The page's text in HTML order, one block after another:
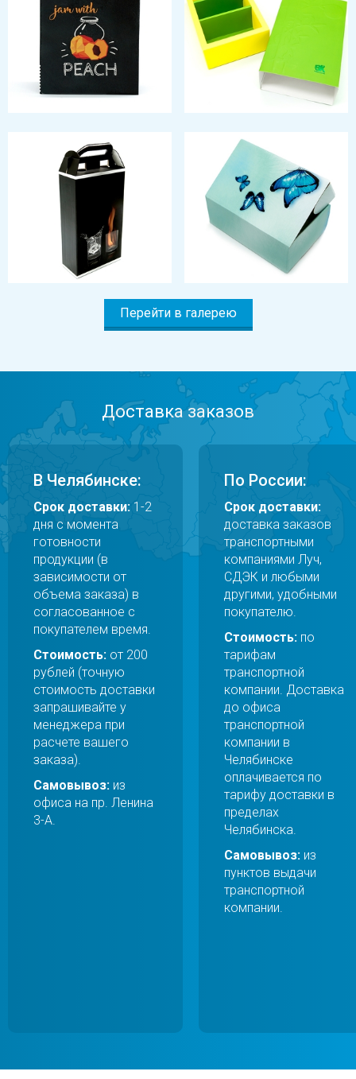
Перейти в галерею
Доставка заказов
В Челябинске:
Срок доставки: 1-2
дня с момента
готовности
продукции (в
зависимости от
объема заказа) в
согласованное с
покупателем время.
Стоимость: от 200
рублей (точную
стоимость доставки
запрашивайте у
менеджера при
расчете вашего
заказа).
Самовывоз: из
офиса на пр. Ленина
3-А.
По России:
Срок доставки:
доставка заказов
транспортными
компаниями Луч,
СДЭК и любыми
другими, удобными
покупателю.
Стоимость: по
тарифам
транспортной
компании. Доставка
до офиса
транспортной
компании в
Челябинске
оплачивается по
тарифу доставки в
пределах
Челябинска.
Самовывоз: из
пунктов выдачи
транспортной
компании.